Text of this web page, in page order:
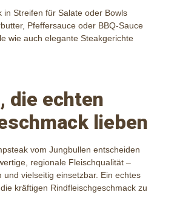
in Streifen für Salate oder Bowls
Pfeffersauce oder BBQ-Sauce
wie auch elegante Steakgerichte
die echten
lieben
vom Jungbullen entscheiden
regionale Fleischqualität –
und vielseitig einsetzbar. Ein echtes
kräftigen Rindfleischgeschmack zu